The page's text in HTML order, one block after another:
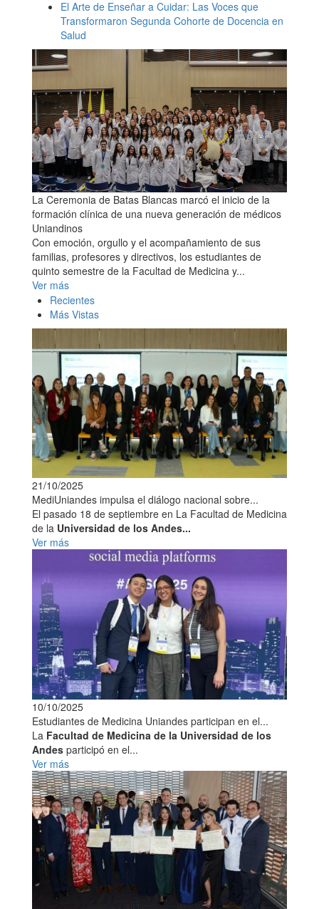
El Arte de Enseñar a Cuidar: Las Voces que
Transformaron Segunda Cohorte de Docencia en
Salud
La Ceremonia de Batas Blancas marcó el inicio de la
formación clínica de una nueva generación de médicos
Uniandinos
Con emoción, orgullo y el acompañamiento de sus
familias, profesores y directivos, los estudiantes de
quinto semestre de la Facultad de Medicina y...
Ver más
Recientes
Más Vistas
21/10/2025
MediUniandes impulsa el diálogo nacional sobre...
El pasado 18 de septiembre en La Facultad de Medicina
de la Universidad de los Andes...
Ver más
10/10/2025
Estudiantes de Medicina Uniandes participan en el...
La Facultad de Medicina de la Universidad de los
Andes participó en el...
Ver más